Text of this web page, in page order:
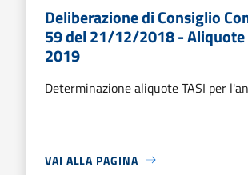
Deliberazione di Consiglio
59 del 21/12/2018 - Aliquote
2019
Determinazione aliquote TASI per
VAI ALLA PAGINA